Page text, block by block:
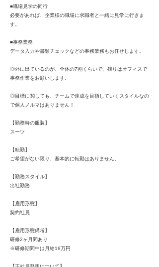
■職場見学の同行
必要があれば、企業様の職場に求職者と一緒に見学に行きま
す。
■事務業務
データ入力や書類チェックなどの事務業務もお任せします。
◎外に出ているのが、全体の7割くらいで、残りはオフィスで
事務作業をお願いします。
◎目標に関しても、チームで達成を目指していくスタイルなの
で個人ノルマはありません！
【勤務時の服装】
スーツ
【転勤】
ご希望がない限り、基本的に転勤はありません。
【勤務スタイル】
出社勤務
【雇用形態】
契約社員
【雇用形態備考】
研修2ヶ月間あり
※研修期間中は月給19万円